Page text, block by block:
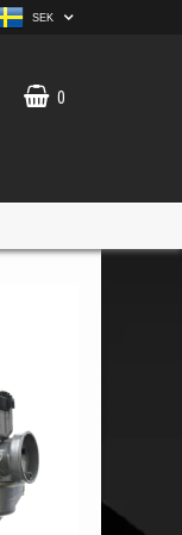
SEK
0